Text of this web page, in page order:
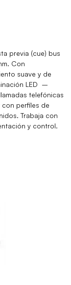
previa (cue) bus
Con
suave y de
LED –
telefónicas
perfiles de
Trabaja con
y control.